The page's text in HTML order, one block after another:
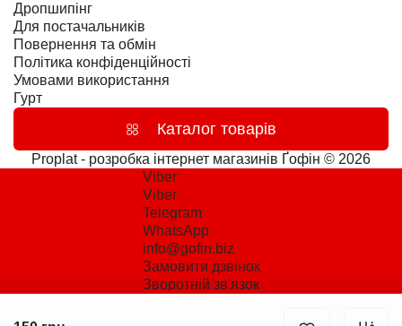
Дропшипінг
Для постачальників
Повернення та обмін
Політика конфіденційності
Умовами використання
Гурт
Каталог товарів
Proplat - розробка інтернет магазинів Ґофін © 2026
Viber
Viber
Telegram
WhatsApp
info@gofin.biz
Замовити дзвінок
Зворотній зв'язок